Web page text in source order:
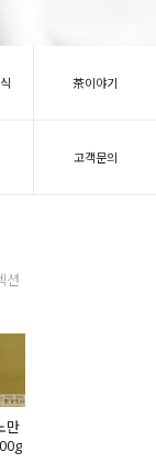
茶이야기
고객문의
션
만